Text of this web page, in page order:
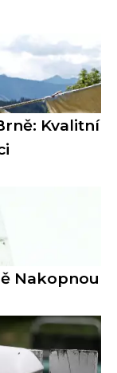
Kvalitní
Nakopnou